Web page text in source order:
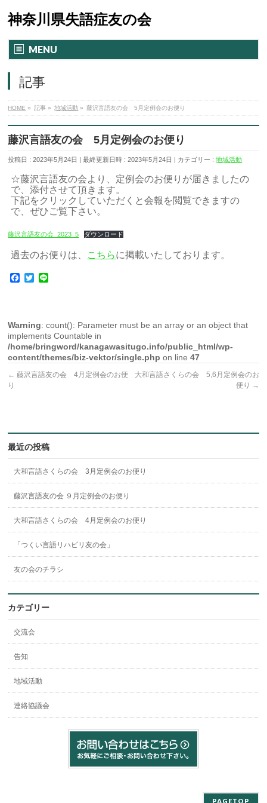
神奈川県失語症友の会
MENU
記事
HOME » 記事 » 地域活動 » 藤沢言語友の会 5月定例会のお便り
藤沢言語友の会 5月定例会のお便り
投稿日 : 2023年5月24日 最終更新日時 : 2023年5月24日 カテゴリー :地域活動
☆藤沢言語友の会より、定例会のお便りが届きましたの
で、添付させて頂きます。
下記をクリックしていただくと会報を閲覧できますの
で、ぜひご覧下さい。
藤沢言語友の会_2023_5 ダウンロード
過去のお便りは、 こちらに掲載いたしております。
Facebook
Twitter
Warning: count(): Parameter must be an array or an object that
implements Countable in
/home/bringword/kanagawasitugo.info/public_html/wp-
content/themes/biz-vektor/single.php on line47
← 藤沢言語友の会 4月定例会のお便
り
大和言語さくらの会 5,6月定例会のお
便り →
最近の投稿
大和言語さくらの会 3月定例会のお便り
藤沢言語友の会 ９月定例会のお便り
大和言語さくらの会 4月定例会のお便り
「つくい言語リハビリ友の会」
友の会のチラシ
カテゴリー
交流会
告知
地域活動
連絡協議会
PAGETOP